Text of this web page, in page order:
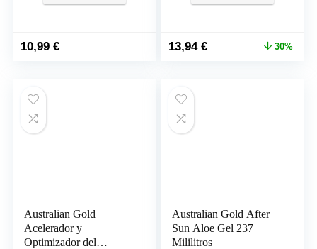
10,99€
El
19,95 €.
13,94€El
30%
Australian Gold
Acelerador y
Optimizador del
Australian Gold After
Sun Aloe Gel 237
Mililitros